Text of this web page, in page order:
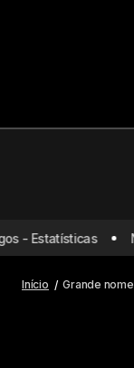
Dorival Jr
Seleção
Estatísticas
Início Grande